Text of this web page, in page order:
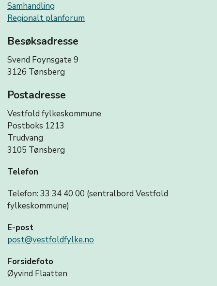
Samhandling
Regionalt planforum
Besøksadresse
Svend Foynsgate 9
3126 Tønsberg
Postadresse
Vestfold fylkeskommune
Postboks 1213
Trudvang
3105 Tønsberg
Telefon
Telefon: 33 34 40 00 (sentralbord Vestfold
fylkeskommune)
E-post
post@vestfoldfylke.no
Forsidefoto
Øyvind Flaatten